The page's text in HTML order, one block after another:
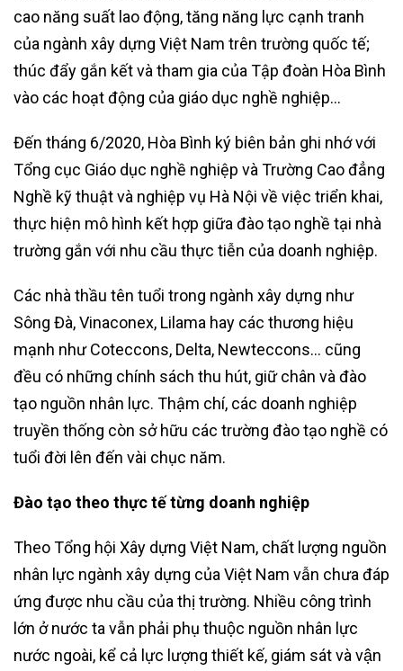
cao năng suất lao động, tăng năng lực cạnh tranh
của ngành xây dựng Việt Nam trên trường quốc tế;
thúc đẩy gắn kết và tham gia của Tập đoàn Hòa Bình
vào các hoạt động của giáo dục nghề nghiệp…
Đến tháng 6/2020, Hòa Bình ký biên bản ghi nhớ với
Tổng cục Giáo dục nghề nghiệp và Trường Cao đẳng
Nghề kỹ thuật và nghiệp vụ Hà Nội về việc triển khai,
thực hiện mô hình kết hợp giữa đào tạo nghề tại nhà
trường gắn với nhu cầu thực tiễn của doanh nghiệp.
Các nhà thầu tên tuổi trong ngành xây dựng như
Sông Đà, Vinaconex, Lilama hay các thương hiệu
mạnh như Coteccons, Delta, Newteccons… cũng
đều có những chính sách thu hút, giữ chân và đào
tạo nguồn nhân lực. Thậm chí, các doanh nghiệp
truyền thống còn sở hữu các trường đào tạo nghề có
tuổi đời lên đến vài chục năm.
Đào tạo theo thực tế từng doanh nghiệp
Theo Tổng hội Xây dựng Việt Nam, chất lượng nguồn
nhân lực ngành xây dựng của Việt Nam vẫn chưa đáp
ứng được nhu cầu của thị trường. Nhiều công trình
lớn ở nước ta vẫn phải phụ thuộc nguồn nhân lực
nước ngoài, kể cả lực lượng thiết kế, giám sát và vận